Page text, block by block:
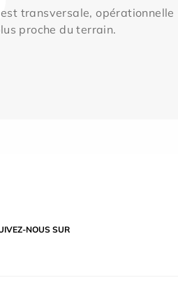
transversale, opérationnelle
proche du terrain.
NOUS SUR